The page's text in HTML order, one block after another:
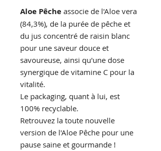
Aloe Pêche associe de l'Aloe vera
(84,3%), de la purée de pêche et
du jus concentré de raisin blanc
pour une saveur douce et
savoureuse, ainsi qu'une dose
synergique de vitamine C pour la
vitalité.
Le packaging, quant à lui, est
100% recyclable.
Retrouvez la toute nouvelle
version de l'Aloe Pêche pour une
pause saine et gourmande !